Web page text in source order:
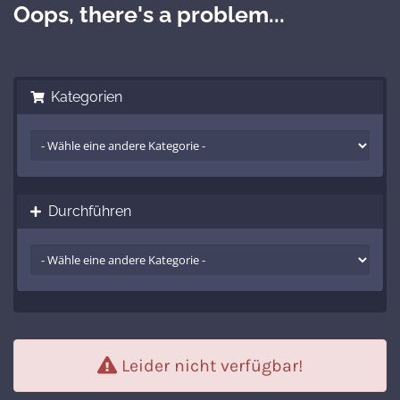
Oops, there's a problem...
Kategorien
Durchführen
Leider nicht verfügbar!